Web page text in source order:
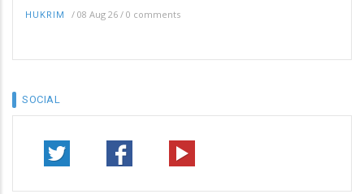
HUKRIM / 08 Aug 26 / 0 comments
SOCIAL